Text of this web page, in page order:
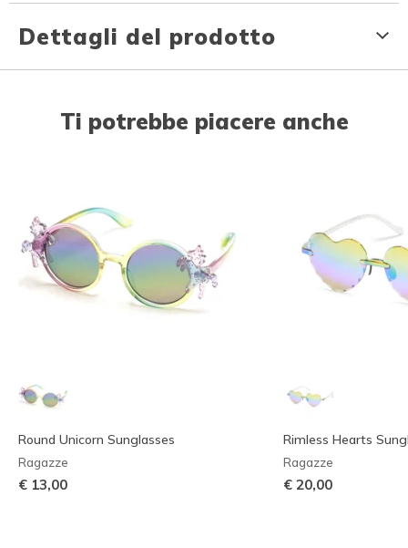
Dettagli del prodotto
Ti potrebbe piacere anche
Round Unicorn Sunglasses
Ragazze
€ 13,00
Rimless Hearts
Ragazze
€ 20,00